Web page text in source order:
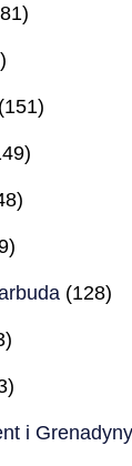
(151)
(128)
i Grenadyny